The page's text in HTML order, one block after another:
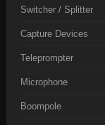
Switcher / Splitter
Capture Devices
Teleprompter
Microphone
Boompole